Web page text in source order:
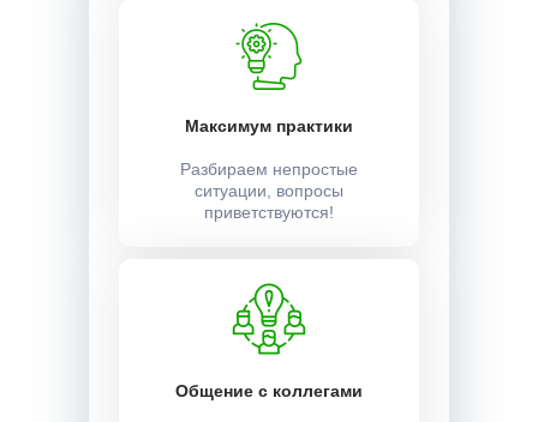
Максимум практики
Разбираем непростые
ситуации, вопросы
приветствуются!
Общение с коллегами